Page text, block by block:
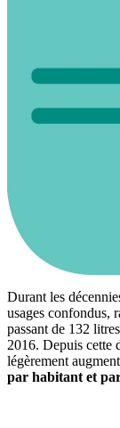
Durant les
usages confondus,
passant de 132
2016. Depuis cette
légèrement
par habitant et